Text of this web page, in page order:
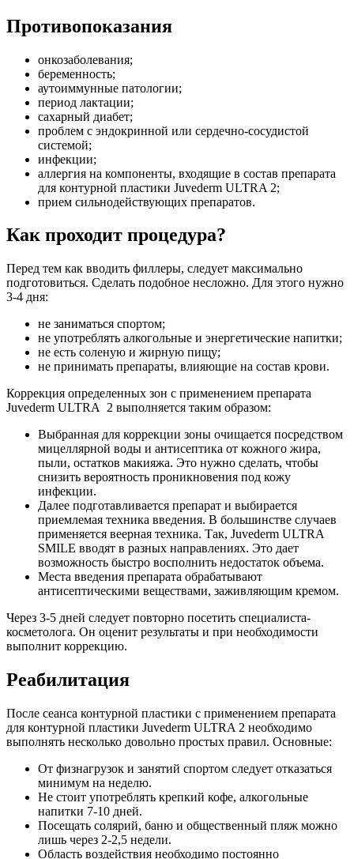
Противопоказания
онкозаболевания;
беременность;
аутоиммунные патологии;
период лактации;
сахарный диабет;
проблем с эндокринной или сердечно-сосудистой
системой;
инфекции;
аллергия на компоненты, входящие в состав препарата
для контурной пластики Juvederm ULTRA 2;
прием сильнодействующих препаратов.
Как проходит процедура?
Перед тем как вводить филлеры, следует максимально
подготовиться. Сделать подобное несложно. Для этого нужно
3-4 дня:
не заниматься спортом;
не употреблять алкогольные и энергетические напитки;
не есть соленую и жирную пищу;
не принимать препараты, влияющие на состав крови.
Коррекция определенных зон с применением препарата
Juvederm ULTRA 2 выполняется таким образом:
Выбранная для коррекции зоны очищается посредством
мицеллярной воды и антисептика от кожного жира,
пыли, остатков макияжа. Это нужно сделать, чтобы
снизить вероятность проникновения под кожу
инфекции.
Далее подготавливается препарат и выбирается
приемлемая техника введения. В большинстве случаев
применяется веерная техника. Так, Juvederm ULTRA
SMILE вводят в разных направлениях. Это дает
возможность быстро восполнить недостаток объема.
Места введения препарата обрабатывают
антисептическими веществами, заживляющим кремом.
Через 3-5 дней следует повторно посетить специалиста-
косметолога. Он оценит результаты и при необходимости
выполнит коррекцию.
Реабилитация
После сеанса контурной пластики с применением препарата
для контурной пластики Juvederm ULTRA 2 необходимо
выполнять несколько довольно простых правил. Основные:
От физнагрузок и занятий спортом следует отказаться
минимум на неделю.
Не стоит употреблять крепкий кофе, алкогольные
напитки 7-10 дней.
Посещать солярий, баню и общественный пляж можно
лишь через 2-2,5 недели.
Область воздействия необходимо постоянно